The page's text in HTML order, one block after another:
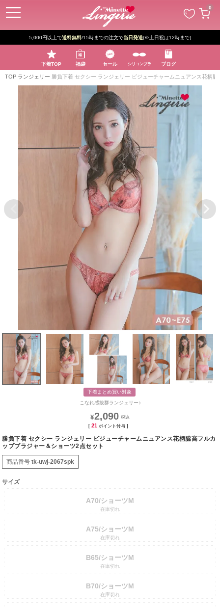
0
5,000円以上で送料無料/15時までの注文で当日発送(※土日祝は12時まで)
下着TOP 福袋 セール シリコンブラ ブログ
TOP ランジェリー 勝負下着 セクシー ランジェリー ビジューチャームニュアンス花柄
下着まとめ買い対象
こなれ感抜群ランジェリー♪
¥2,090
[ 21 ポイント付与 ]
勝負下着 セクシー ランジェリー ビジューチャームニュアンス花柄脇高フルカ
ップブラジャー＆ショーツ2点セット
商品番号 tk-uwj-2067spk
サイズ
A70/ショーツM
在庫切れ
A75/ショーツM
在庫切れ
B65/ショーツM
在庫切れ
B70/ショーツM
在庫切れ
ペー
ジト